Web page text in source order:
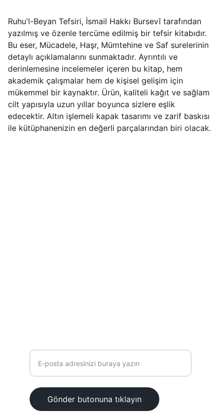
Ruhu'l-Beyan Tefsiri, İsmail Hakkı Bursevî tarafından
yazılmış ve özenle tercüme edilmiş bir tefsir kitabıdır.
Bu eser, Mücadele, Haşr, Mümtehine ve Saf surelerinin
detaylı açıklamalarını sunmaktadır. Ayrıntılı ve
derinlemesine incelemeler içeren bu kitap, hem
akademik çalışmalar hem de kişisel gelişim için
mükemmel bir kaynaktır. Ürün, kaliteli kağıt ve sağlam
cilt yapısıyla uzun yıllar boyunca sizlere eşlik
edecektir. Altın işlemeli kapak tasarımı ve zarif baskısı
ile kütüphanenizin en değerli parçalarından biri olacak.
Gönder butonuna tıklayın